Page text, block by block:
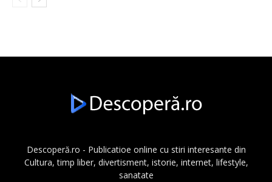
Descoperă.ro - Publicatioe online cu stiri interesante din
Cultura, timp liber, divertisment, istorie, internet, lifestyle,
sanatate